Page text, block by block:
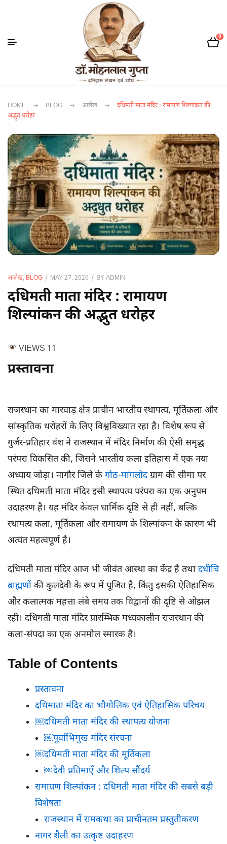
0
HOME BLOG आलेख
दधिमती माता मंदिर : रामायण शिल्पांकन की
अद्भुत धरोहर
आलेख, BLOG MAY 27, 2026 BYADMIN
दधिमती माता मंदिर : रामायण
शिल्पांकन की अद्भुत धरोहर
VIEWS 11
प्रस्तावना
राजस्थान का मारवाड़ क्षेत्र प्राचीन भारतीय स्थापत्य, मूर्तिकला और
सांस्कृतिक धरोहरों के लिए विश्वविख्यात रहा है। विशेष रूप से
गुर्जर-प्रतिहार वंश ने राजस्थान में मंदिर निर्माण की ऐसी समृद्ध
परंपरा विकसित की, जिसने भारतीय कला इतिहास में एक नया
अध्याय जोड़ा। नागौर जिले के गोठ-मांगलोदग्राम की सीमा पर
स्थित दधिमती माता मंदिर इसी स्थापत्य परंपरा का एक अनुपम
उदाहरण है। यह मंदिर केवल धार्मिक दृष्टि से ही नहीं, बल्कि
स्थापत्य कला, मूर्तिकला और रामायण के शिल्पांकन के कारण भी
अत्यंत महत्वपूर्ण है।
दधिमती माता मंदिर आज भी जीवंत आस्था का केंद्र है तथा दधीचि
ब्राह्मणों की कुलदेवी के रूप में पूजित है, किंतु इसकी ऐतिहासिक
और कलात्मक महत्ता लंबे समय तक विद्वानों की दृष्टि से ओझल
रही। दधिमती माता मंदिर प्रारम्भिक मध्यकालीन राजस्थान की
कला-संपदा का एक अनमोल स्मारक है।
Table of Contents
प्रस्तावना
दधिमाता मंदिर का भौगोलिक एवं ऐतिहासिक परिचय
￼दधिमती माता मंदिर की स्थापत्य योजना
￼पूर्वाभिमुख मंदिर संरचना
￼दधिमती माता मंदिर की मूर्तिकला
￼देवी प्रतिमाएँ और शिल्प सौंदर्य
रामायण शिल्पांकन : दधिमती माता मंदिर की सबसे बड़ी
विशेषता
राजस्थान में रामकथा का प्राचीनतम प्रस्तुतीकरण
नागर शैली का उत्कृष्ट उदाहरण